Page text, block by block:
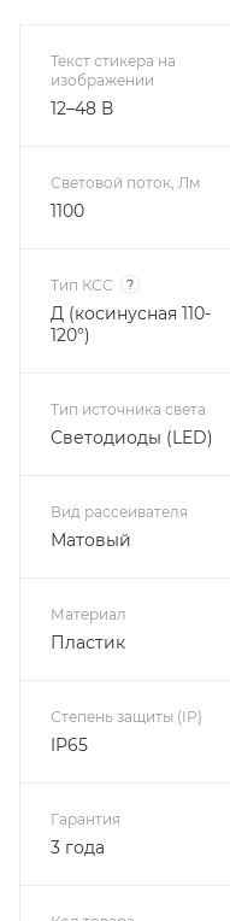
Текст стикера на
изображении
12–48 В
Световой поток, Лм
1100
Тип КСС ?
Д (косинусная 110-
120°)
Тип источника света
Светодиоды (LED)
Вид рассеивателя
Матовый
Материал
Пластик
Степень защиты (IP)
IP65
Гарантия
3 года